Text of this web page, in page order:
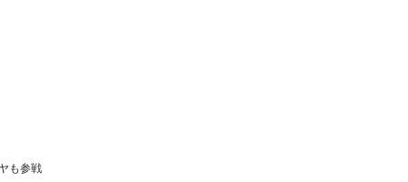
も参戦